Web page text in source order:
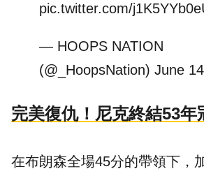
pic.twitter.com/
— HOOPS NATION
(@_HoopsNation) June
完美復仇！尼克終結53年
在布朗森全場45分的帶領下，